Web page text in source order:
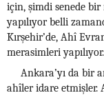
için, şimdi senede
yapılıyor belli
Kırşehir’de, Ahî
merasimleri yapılıyor.
Ankara’yı da bir
ahîler idare etmişler.